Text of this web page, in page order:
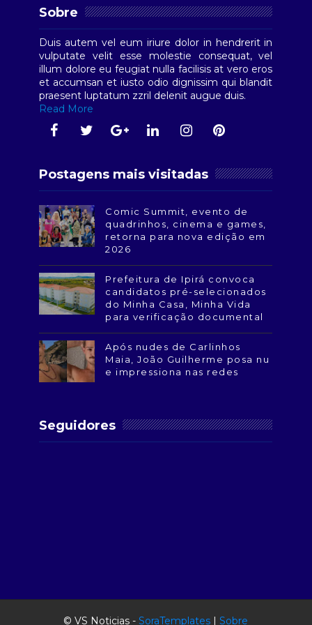
Sobre
Duis autem vel eum iriure dolor in hendrerit in
vulputate velit esse molestie consequat, vel
illum dolore eu feugiat nulla facilisis at vero eros
et accumsan et iusto odio dignissim qui blandit
praesent luptatum zzril delenit augue duis.
Read More
Postagens mais visitadas
Comic Summit, evento de
quadrinhos, cinema e games,
retorna para nova edição em
2026
Prefeitura de Ipirá convoca
candidatos pré-selecionados
do Minha Casa, Minha Vida
para verificação documental
Após nudes de Carlinhos
Maia, João Guilherme posa nu
e impressiona nas redes
Seguidores
© VS Noticias -SoraTemplates |Sobre